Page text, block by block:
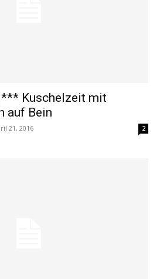
Kuschelzeit mit
auf Bein
21, 2016 2